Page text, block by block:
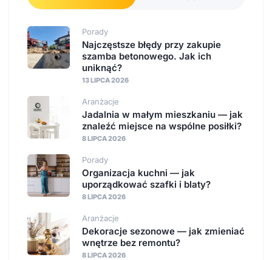
Porady
Najczęstsze błędy przy zakupie
szamba betonowego. Jak ich
uniknąć?
13 LIPCA 2026
Aranżacje
Jadalnia w małym mieszkaniu — jak
znaleźć miejsce na wspólne posiłki?
8 LIPCA 2026
Porady
Organizacja kuchni — jak
uporządkować szafki i blaty?
8 LIPCA 2026
Aranżacje
Dekoracje sezonowe — jak zmieniać
wnętrze bez remontu?
8 LIPCA 2026